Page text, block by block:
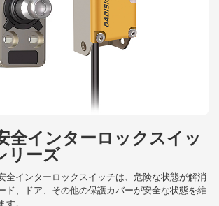
全インターロックスイッ
リーズ
全インターロックスイッチは、危険な状態が解消
ド、ドア、その他の保護カバーが安全な状態を維
。